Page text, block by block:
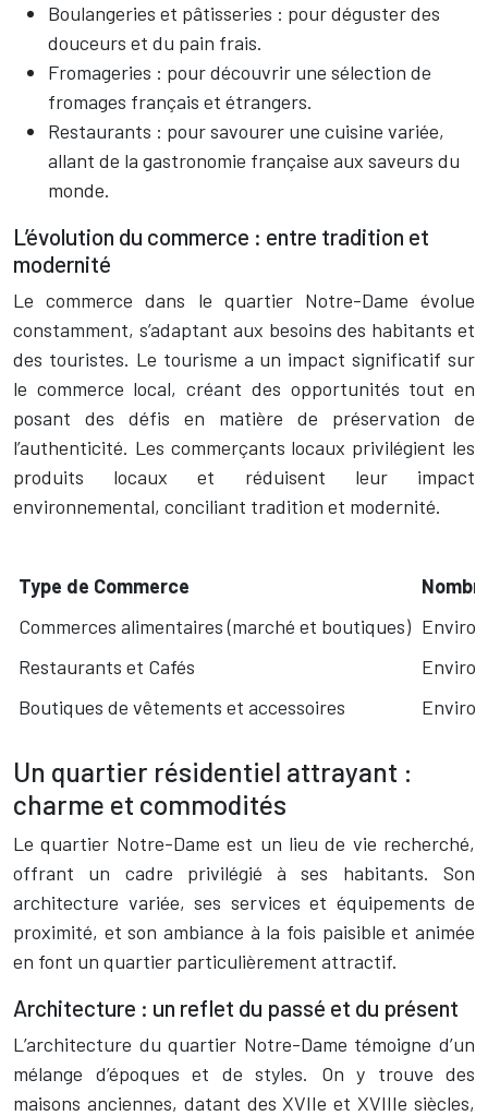
Boulangeries et pâtisseries : pour déguster des
douceurs et du pain frais.
Fromageries : pour découvrir une sélection de
fromages français et étrangers.
Restaurants : pour savourer une cuisine variée,
allant de la gastronomie française aux saveurs du
monde.
L’évolution du commerce : entre tradition et
modernité
Le commerce dans le quartier Notre-Dame évolue
constamment, s’adaptant aux besoins des habitants et
des touristes. Le tourisme a un impact significatif sur
le commerce local, créant des opportunités tout en
posant des défis en matière de préservation de
l’authenticité. Les commerçants locaux privilégient les
produits locaux et réduisent leur impact
environnemental, conciliant tradition et modernité.
Type de Commerce
Commerces alimentaires (marché et boutiques)
Restaurants et Cafés
Boutiques de vêtements et accessoires
Un quartier résidentiel attrayant :
charme et commodités
Le quartier Notre-Dame est un lieu de vie recherché,
offrant un cadre privilégié à ses habitants. Son
architecture variée, ses services et équipements de
proximité, et son ambiance à la fois paisible et animée
en font un quartier particulièrement attractif.
Architecture : un reflet du passé et du présent
L’architecture du quartier Notre-Dame témoigne d’un
mélange d’époques et de styles. On y trouve des
maisons anciennes, datant des XVIIe et XVIIIe siècles,